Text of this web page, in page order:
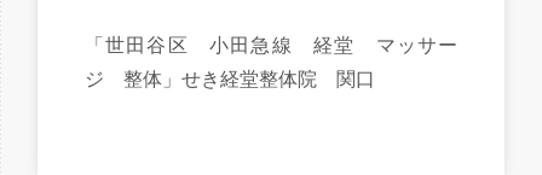
「世田谷区 小田急線 経堂 マッサー
ジ 整体」せき経堂整体院 関口